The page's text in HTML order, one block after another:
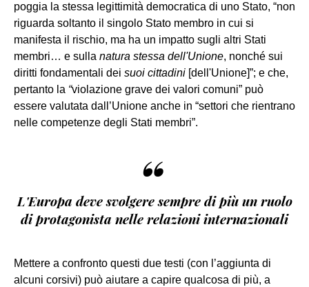
poggia la stessa legittimità democratica di uno Stato, “non
riguarda soltanto il singolo Stato membro in cui si
manifesta il rischio, ma ha un impatto sugli altri Stati
membri… e sulla natura stessa dell'Unione, nonché sui
diritti fondamentali dei suoi cittadini [dell'Unione]”; e che,
pertanto la “violazione grave dei valori comuni” può
essere valutata dall’Unione anche in “settori che rientrano
nelle competenze degli Stati membri”.
“
L'Europa deve svolgere sempre di più un ruolo
di protagonista nelle relazioni internazionali
Mettere a confronto questi due testi (con l’aggiunta di
alcuni corsivi) può aiutare a capire qualcosa di più, a